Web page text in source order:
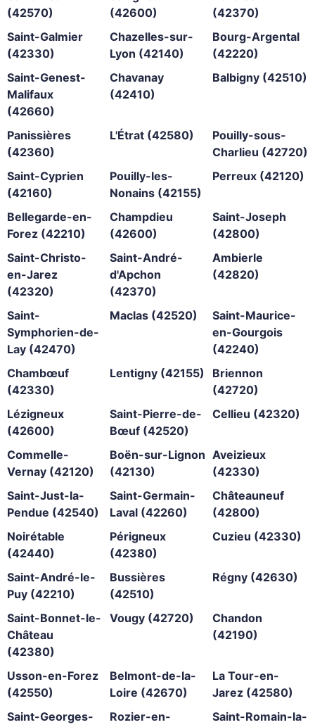
(42570)
(42600)
(42370)
Saint-Galmier
(42330)
Chazelles-sur-
Lyon (42140)
Bourg-Argental
(42220)
Saint-Genest-
Malifaux
(42660)
Chavanay
(42410)
Balbigny (42510)
Panissières
(42360)
L'Étrat (42580)
Pouilly-sous-
Charlieu (42720)
Saint-Cyprien
(42160)
Pouilly-les-
Nonains (42155)
Perreux (42120)
Bellegarde-en-
Forez (42210)
Champdieu
(42600)
Saint-Joseph
(42800)
Saint-Christo-
en-Jarez
(42320)
Saint-André-
d'Apchon
(42370)
Ambierle
(42820)
Saint-
Symphorien-de-
Lay (42470)
Maclas (42520)
Saint-Maurice-
en-Gourgois
(42240)
Chambœuf
(42330)
Lentigny (42155)
Briennon
(42720)
Lézigneux
(42600)
Saint-Pierre-de-
Bœuf (42520)
Cellieu (42320)
Commelle-
Vernay (42120)
Boën-sur-Lignon
(42130)
Aveizieux
(42330)
Saint-Just-la-
Pendue (42540)
Saint-Germain-
Laval (42260)
Châteauneuf
(42800)
Noirétable
(42440)
Périgneux
(42380)
Cuzieu (42330)
Saint-André-le-
Puy (42210)
Bussières
(42510)
Régny (42630)
Saint-Bonnet-le-
Château
(42380)
Vougy (42720)
Chandon
(42190)
Usson-en-Forez
(42550)
Belmont-de-la-
Loire (42670)
La Tour-en-
Jarez (42580)
Saint-Georges-
Rozier-en-
Saint-Romain-la-